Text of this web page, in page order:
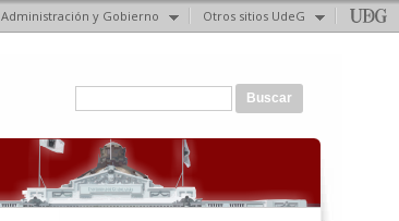
Administración y Gobierno Otros sitios UdeG
Formulario de búsqueda